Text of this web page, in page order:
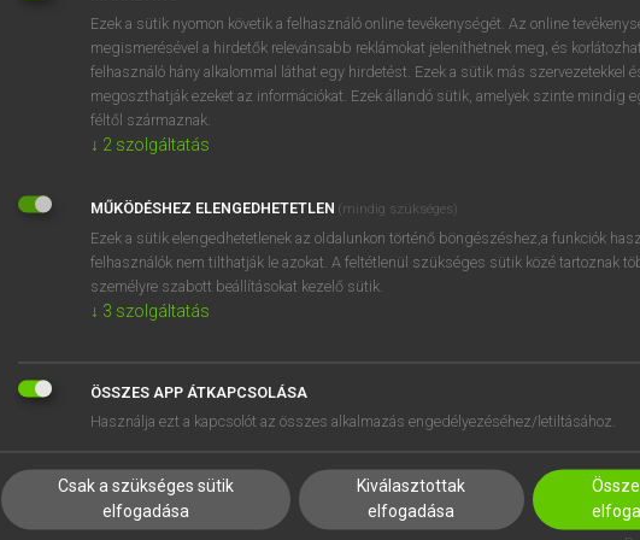
BELÉPÉS
próbaverziójának
regisztrálok ésbelépek.
REGISZTRÁCIÓ
EGYÉNI FELHASZNÁLÓKNAK
TANULÓKNAK
VÁLLALATI MEGOLDÁSOK
SÚGÓ
RÓLUNK
SÜTI BEÁLLÍTÁSOK
Ezek a sütik nyomon követik a felhasználó online tevékenységét. Az online
megismerésével a hirdetők relevánsabb reklámokat jeleníthetnek meg, és
felhasználó hány alkalommal láthat egy hirdetést. Ezek a sütik más szervezetekkel
megoszthatják ezeket az információkat. Ezek állandó sütik, amelyek szinte mindig
féltől származnak.
↓ 2 szolgáltatás
MŰKÖDÉSHEZ ELENGEDHETETLEN (mindig szükséges)
Ezek a sütik elengedhetetlenek az oldalunkon történő böngészéshez,a funkciók
felhasználók nem tilthatják le azokat. A feltétlenül szükséges sütik közé tartoznak
személyre szabott beállításokat kezelő sütik.
↓ 3 szolgáltatás
ÖSSZES APP ÁTKAPCSOLÁSA
Használja ezt a kapcsolót az összes alkalmazás engedélyezéséhez/letiltásához.
Csak a szükséges sütik
elfogadása
Kiválasztottak
elfogadása